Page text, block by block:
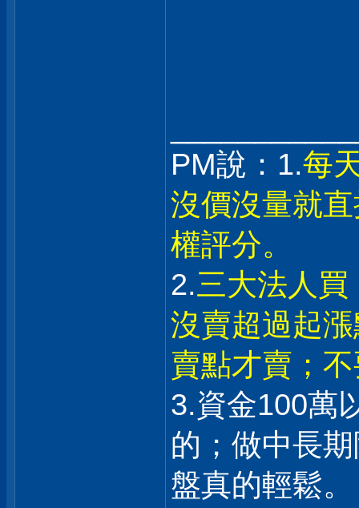
PM說：1.每
沒價沒量就
權評分。
2.三大法人
沒賣超過起
賣點才賣；
3.資金100萬
的；做中長
盤真的輕鬆。